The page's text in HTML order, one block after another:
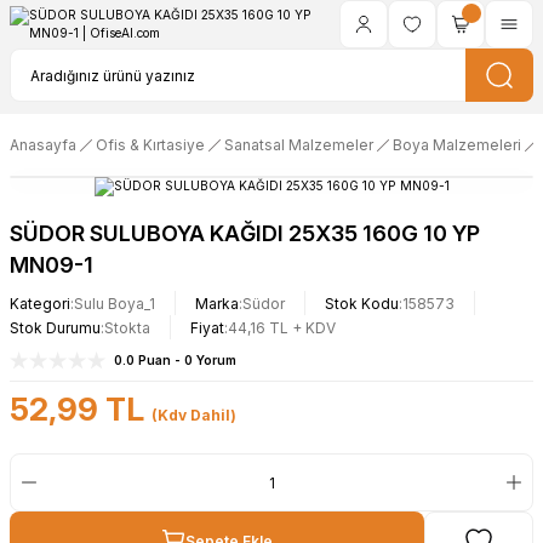
Anasayfa Ofis & Kırtasiye Sanatsal Malzemeler Boya Malzemeleri
SÜDOR SULUBOYA KAĞIDI 25X35 160G 10 YP
MN09-1
Kategori Sulu Boya_1 Marka Südor Stok Kodu 158573
Stok Durumu Stokta Fiyat 44,16 TL + KDV
0.0 Puan - 0 Yorum
52,99 TL (Kdv Dahil)